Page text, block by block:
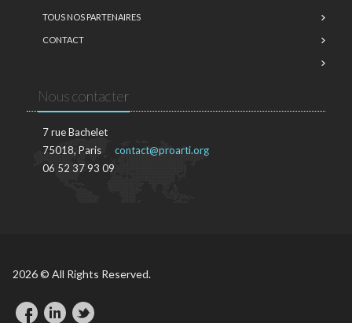
TOUS NOS PARTENAIRES
CONTACT
Nous contacter
7 rue Bachelet
75018, Paris
06 52 37 93 09
contact@proarti.org
2026 © All Rights Reserved.